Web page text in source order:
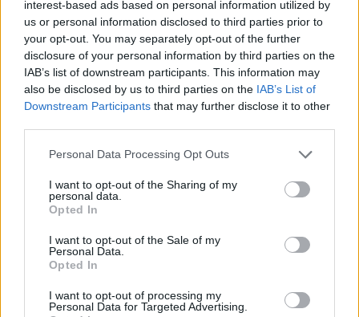
interest-based ads based on personal information utilized by
us or personal information disclosed to third parties prior to
your opt-out. You may separately opt-out of the further
disclosure of your personal information by third parties on the
IAB’s list of downstream participants. This information may
also be disclosed by us to third parties on the IAB’s List of
Downstream Participants that may further disclose it to other
Personal Data Processing Opt Outs
I want to opt-out of the Sharing of my
personal data.
Opted In
I want to opt-out of the Sale of my
Personal Data.
Opted In
I want to opt-out of processing my
Personal Data for Targeted Advertising.